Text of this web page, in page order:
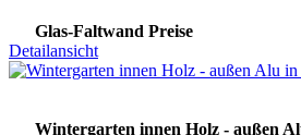
Glas-Faltwand Preise
Detailansicht
Wintergarten innen Holz - außen